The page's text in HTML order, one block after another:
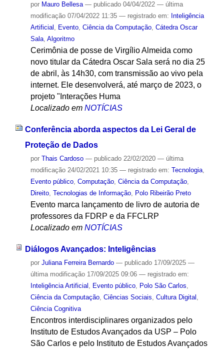
por Mauro Bellesa — publicado04/04/2022 — última
modificação07/04/2022 11:35 — registrado em: Inteligência
Artificial , Evento, Ciência da Computação, Cátedra Oscar
Sala, Algoritmo
Cerimônia de posse de Virgílio Almeida como
novo titular da Cátedra Oscar Sala será no dia 25
de abril, às 14h30, com transmissão ao vivo pela
internet. Ele desenvolverá, até março de 2023, o
projeto "Interações Huma
Localizado em NOTÍCIAS
Conferência aborda aspectos da Lei Geral de
Proteção de Dados
por Thais Cardoso — publicado22/02/2020 — última
modificação24/02/2021 10:35 — registrado em: Tecnologia,
Evento público, Computação, Ciência da Computação,
Direito, Tecnologias de Informação, Polo Ribeirão Preto
Evento marca lançamento de livro de autoria de
professores da FDRP e da FFCLRP
Localizado em NOTÍCIAS
Diálogos Avançados: Inteligências
por Juliana Ferreira Bernardo — publicado17/09/2025 —
última modificação17/09/2025 09:06 — registrado em:
Inteligência Artificial
Evento público, Polo São Carlos
Ciência da Computação, Ciências Sociais Cultura Digital
Ciência Cognitiva
Encontros interdisciplinares organizados pelo
Instituto de Estudos Avançados da USP – Polo
São Carlos e pelo Instituto de Estudos Avançados